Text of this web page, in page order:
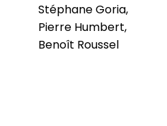
Stéphane Goria,
Pierre Humbert,
Benoît Roussel